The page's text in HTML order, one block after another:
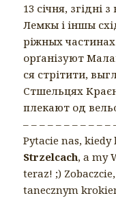
13 січня,
Лемкы і іншы
ріжных
орґанізуют
ся стрітити,
Стшельцях
плекают од
– – – – – – – – – – –
Pytacie nas,
Strzelcach, a my
teraz! ;)
tanecznym